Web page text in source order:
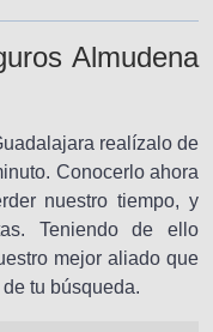
Almudena
realízalo de
Conocerlo ahora
nuestro tiempo, y
Teniendo de ello
mejor aliado que
tu búsqueda.